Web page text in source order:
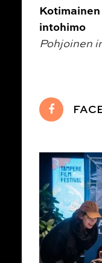
intohimo
Pohjoinen